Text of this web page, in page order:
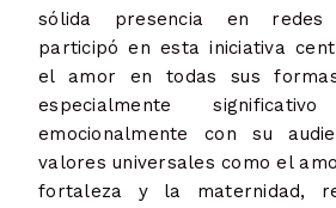
sólida presencia en redes
participó en esta iniciativa
el amor en todas sus
especialmente
emocionalmente con su
valores universales como el
fortaleza y la maternidad,